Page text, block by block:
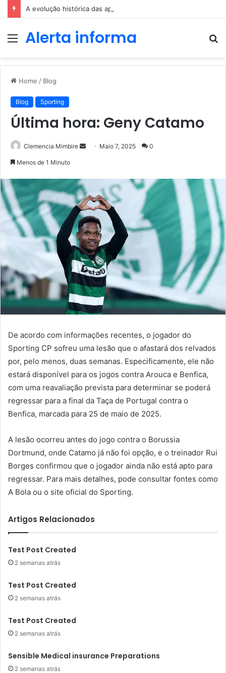
A evolução histórica das apostas ao longo dos séculos
MenuAlerta informa
Home / Blog
Blog Sporting
Última hora: Geny Catamo
Clemencia Mimbire
Send Maio 7, 2025 0
Menos de 1 Minuto
De acordo com informações recentes, o jogador do
Sporting CP sofreu uma lesão que o afastará dos relvados
por, pelo menos, duas semanas. Especificamente, ele não
estará disponível para os jogos contra Arouca e Benfica,
com uma reavaliação prevista para determinar se poderá
regressar para a final da Taça de Portugal contra o
Benfica, marcada para 25 de maio de 2025.
A lesão ocorreu antes do jogo contra o Borussia
Dortmund, onde Catamo já não foi opção, e o treinador Rui
Borges confirmou que o jogador ainda não está apto para
regressar. Para mais detalhes, pode consultar fontes como
A Bola ou o site oficial do Sporting.
Artigos Relacionados
Test Post Created
2 semanas atrás
Test Post Created
2 semanas atrás
Test Post Created
2 semanas atrás
Sensible Medical insurance Preparations
2 semanas atrás